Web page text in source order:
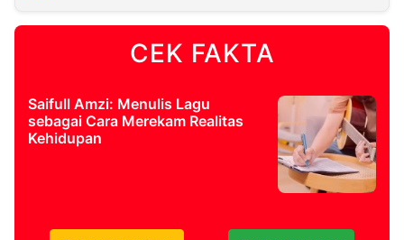
CEK FAKTA
Saifull Amzi: Menulis Lagu
sebagai Cara Merekam Realitas
Kehidupan